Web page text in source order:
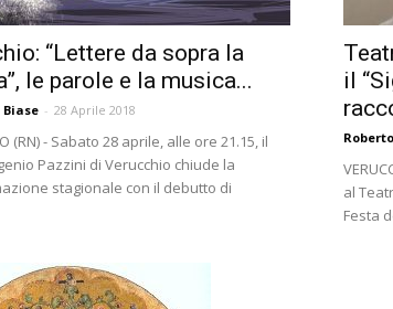
“Lettere da sopra la
le parole e la musica...
Biase - 28 Aprile 2018
(RN) - Sabato 28 aprile, alle ore 21.15, il
Pazzini di Verucchio chiude la
stagionale con il debutto di
il
al
Festa